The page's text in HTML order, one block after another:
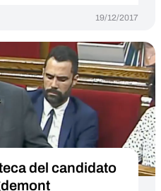
19/12/2017
del candidato